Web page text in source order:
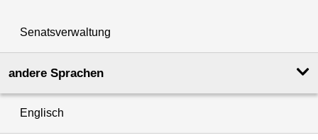
Senatsverwaltung
andere Sprachen
Englisch